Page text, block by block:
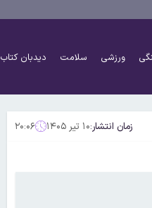
ورزشی سلامت دیدبان کتاب
زمان انتشار:۱۰ تیر ۱۴۰۵ ۲۰:۰۶